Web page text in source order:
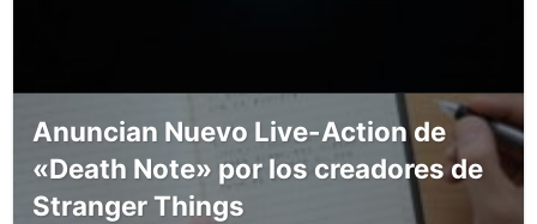
Anuncian Nuevo Live-Action de
«Death Note» por los creadores de
Stranger Things